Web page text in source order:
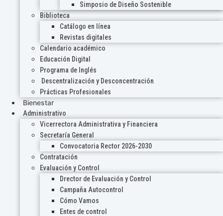
Simposio de Diseño Sostenible
Biblioteca
Catálogo en línea
Revistas digitales
Calendario académico
Educación Digital
Programa de Inglés
Descentralización y Desconcentración
Prácticas Profesionales
Bienestar
Administrativo
Vicerrectora Administrativa y Financiera
Secretaría General
Convocatoria Rector 2026-2030
Contratación
Evaluación y Control
Drector de Evaluación y Control
Campaña Autocontrol
Cómo Vamos
Entes de control